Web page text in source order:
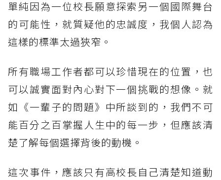
單純因為一位校長願意探索另一個國際舞台
的可能性，就質疑他的忠誠度，我個人認為
這樣的標準太過狹窄。
所有職場工作者都可以珍惜現在的位置，也
可以誠實面對內心對下一個挑戰的想像。就
如《一輩子的問題》中所談到的，我們不可
能百分之百掌握人生中的每一步，但應該清
楚了解每個選擇背後的動機。
這次事件，應該只有高校長自己清楚知道動